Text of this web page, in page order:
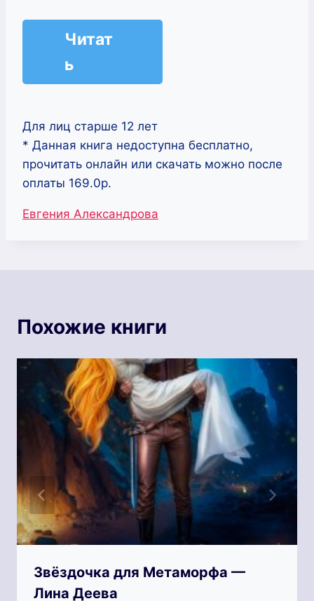
Читат
ь
Для лиц старше 12 лет
* Данная книга недоступна бесплатно,
прочитать онлайн или скачать можно после
оплаты 169.0р.
Метки
Евгения Александрова
Похожие книги
Звёздочка для Метаморфа —
Лина Деева